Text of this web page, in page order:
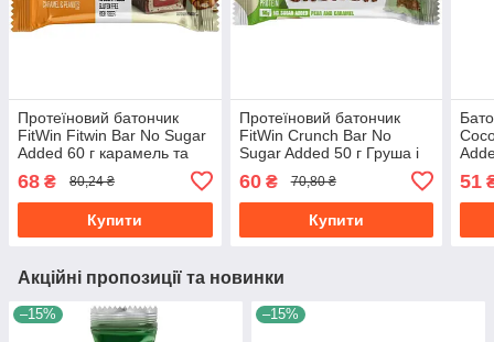
Протеїновий батончик
FitWin Fitwin Bar No Sugar
Added 60 г карамель та
68 ₴ 80,24 ₴
Купити
Протеїновий батончик
FitWin Crunch Bar No
Sugar Added 50 г Груша і
60₴ 70,80 ₴
Купити
51
Акційні пропозиції та новинки
–15% –15%